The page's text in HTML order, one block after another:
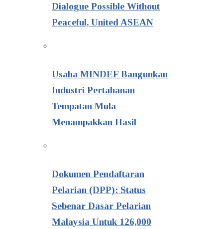
Dialogue Possible Without
Peaceful, United ASEAN
Usaha MINDEF Bangunkan
Industri Pertahanan
Tempatan Mula
Menampakkan Hasil
Dokumen Pendaftaran
Pelarian (DPP): Status
Sebenar Dasar Pelarian
Malaysia Untuk 126,000